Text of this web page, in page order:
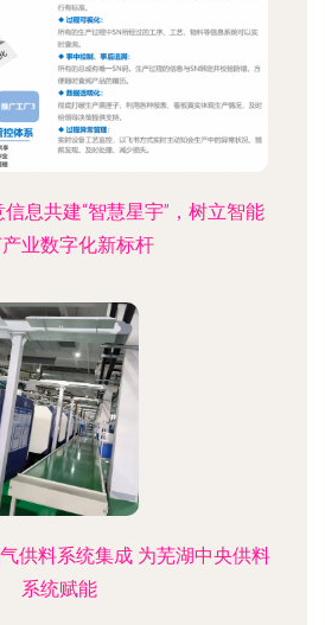
息共建“智慧星宇”，树立智能
业数字化新标杆
供料系统集成 为芜湖中央供料
系统赋能